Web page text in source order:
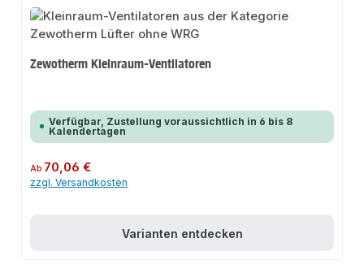
Zewotherm Kleinraum-Ventilatoren
Verfügbar, Zustellung voraussichtlich in 6 bis 8
Kalendertagen
Regulärer Preis:
Ab 70,06 €
zzgl. Versandkosten
Varianten entdecken